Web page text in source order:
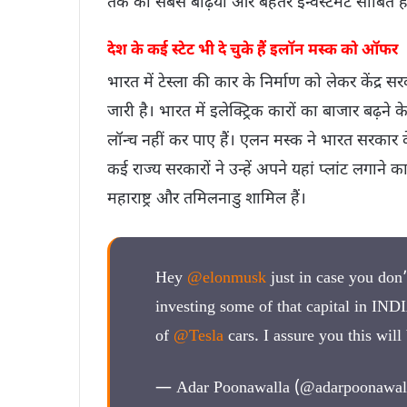
देश के कई स्टेट भी दे चुके हैं इलॉन मस्क को ऑफर
भारत में टेस्ला की कार के निर्माण को लेकर
जारी है। भारत में इलेक्ट्रिक कारों का बाजार
लॉन्च नहीं कर पाए हैं। एलन मस्क ने भारत
कई राज्य सरकारों ने उन्हें अपने यहां प्लांट लगाने
महाराष्ट्र और तमिलनाडु शामिल हैं।
Hey @elonmusk just in case you
investing some of that capital in
of @Tesla cars. I assure you this will
— Adar Poonawalla